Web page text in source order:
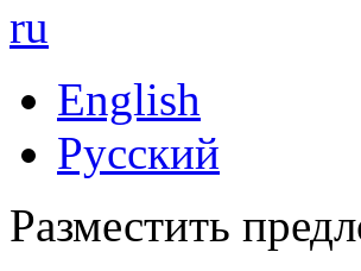
ru
English
Русский
Разместить